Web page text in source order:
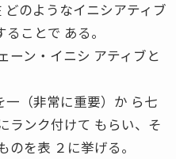
のようなイニシアティブ
ことで ある。
ーン・イニシ アティブと
（非常に重要）か ら七
ランク付けて もらい、そ
を表 ２に挙げる。